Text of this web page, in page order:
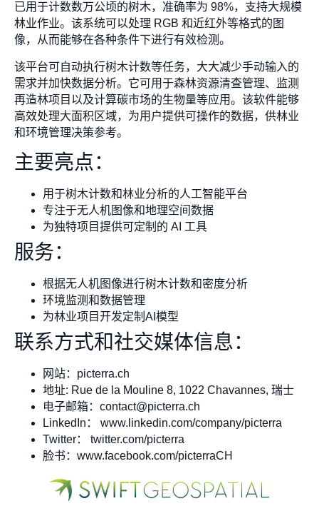
已用于计数数万公顷的树木，准确率为 98%，支持大规模
林业作业。该系统可以处理 RGB 和近红外等格式的图
像，从而能够在各种条件下进行有效检测。
该平台可自动执行树木计数等任务，大大减少手动输入的
需求并加快数据分析。它可用于森林资源清查管理、监测
再造林项目以及计算碳市场的生物量等应用。该软件能够
高效处理大面积区域，为用户提供可操作的数据，供林业
和环境管理决策参考。
主要亮点：
用于树木计数和林业分析的人工智能平台
专注于无人机图像和地理空间数据
为独特项目提供可定制的 AI 工具
服务：
根据无人机图像进行树木计数和密度分析
环境监测和数据管理
为林业项目开发定制AI模型
联系方式和社交媒体信息：
网站：picterra.ch
地址: Rue de la Mouline 8, 1022 Chavannes, 瑞士
电子邮箱： contact@picterra.ch
LinkedIn： www.linkedin.com/company/picterra
Twitter： twitter.com/picterra
脸书：www.facebook.com/picterraCH